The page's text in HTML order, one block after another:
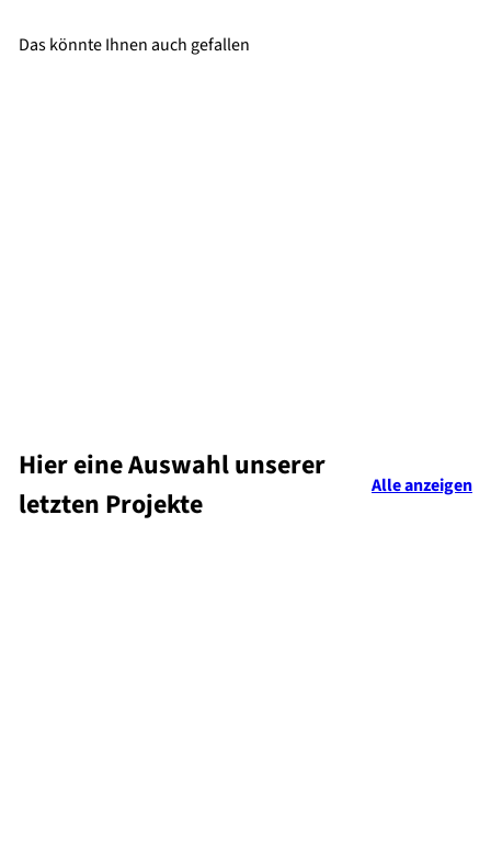
Das könnte Ihnen auch gefallen
Hier eine Auswahl unserer
letzten Projekte
Alle anzeigen